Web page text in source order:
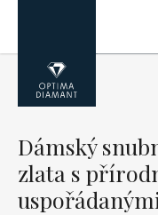
obsah
Dámský
zlata s